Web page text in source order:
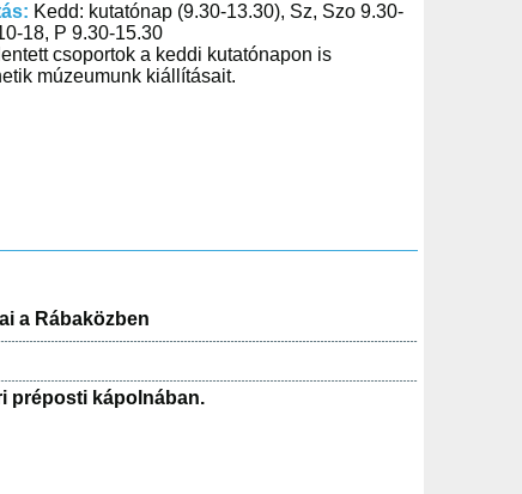
Kedd: kutatónap (9.30-13.30), Sz, Szo 9.30-
18, P 9.30-15.30
csoportok a keddi kutatónapon is
múzeumunk kiállításait.
a Rábaközben
préposti kápolnában.